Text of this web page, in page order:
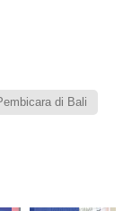
di Bali